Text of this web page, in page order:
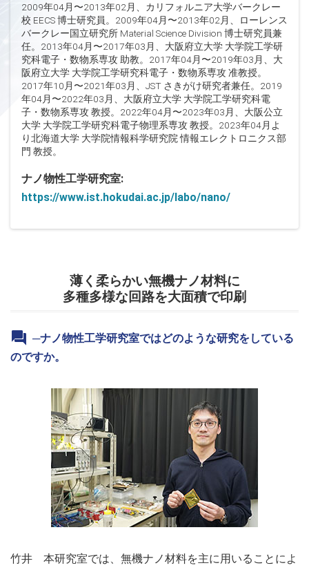
2009年04月〜2013年02月、カリフォルニア大学バークレー
校 EECS 博士研究員。2009年04月〜2013年02月、ローレンス
バークレー国立研究所 Material Science Division 博士研究員兼
任。2013年04月〜2017年03月、大阪府立大学 大学院工学研
究科電子・数物系専攻 助教。2017年04月〜2019年03月、大
阪府立大学 大学院工学研究科電子・数物系専攻 准教授。
2017年10月〜2021年03月、JST さきがけ研究者兼任。2019
年04月〜2022年03月、大阪府立大学 大学院工学研究科電
子・数物系専攻 教授。2022年04月〜2023年03月、大阪公立
大学 大学院工学研究科電子物理系専攻 教授。2023年04月よ
り北海道大学 大学院情報科学研究院 情報エレクトロニクス部
門 教授。
ナノ物性工学研究室:
https://www.ist.hokudai.ac.jp/labo/nano/
薄く柔らかい無機ナノ材料に
多種多様な回路を大面積で印刷
─ナノ物性工学研究室ではどのような研究をしている
のですか。
竹井 本研究室では、無機ナノ材料を主に用いることによ